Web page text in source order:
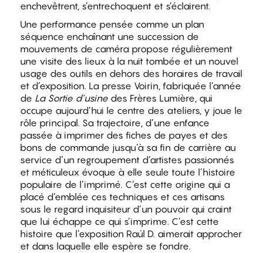
enchevêtrent, s’entrechoquent et s’éclairent.
Une performance pensée comme un plan
séquence enchaînant une succession de
mouvements de caméra propose régulièrement
une visite des lieux à la nuit tombée et un nouvel
usage des outils en dehors des horaires de travail
et d’exposition. La presse Voirin, fabriquée l’année
de La Sortie d’usine des Frères Lumière, qui
occupe aujourd’hui le centre des ateliers, y joue le
rôle principal. Sa trajectoire, d’une enfance
passée à imprimer des fiches de payes et des
bons de commande jusqu’à sa fin de carrière au
service d’un regroupement d’artistes passionnés
et méticuleux évoque à elle seule toute l’histoire
populaire de l’imprimé. C’est cette origine qui a
placé d’emblée ces techniques et ces artisans
sous le regard inquisiteur d’un pouvoir qui craint
que lui échappe ce qui s’imprime. C’est cette
histoire que l’exposition Raúl D. aimerait approcher
et dans laquelle elle espère se fondre.